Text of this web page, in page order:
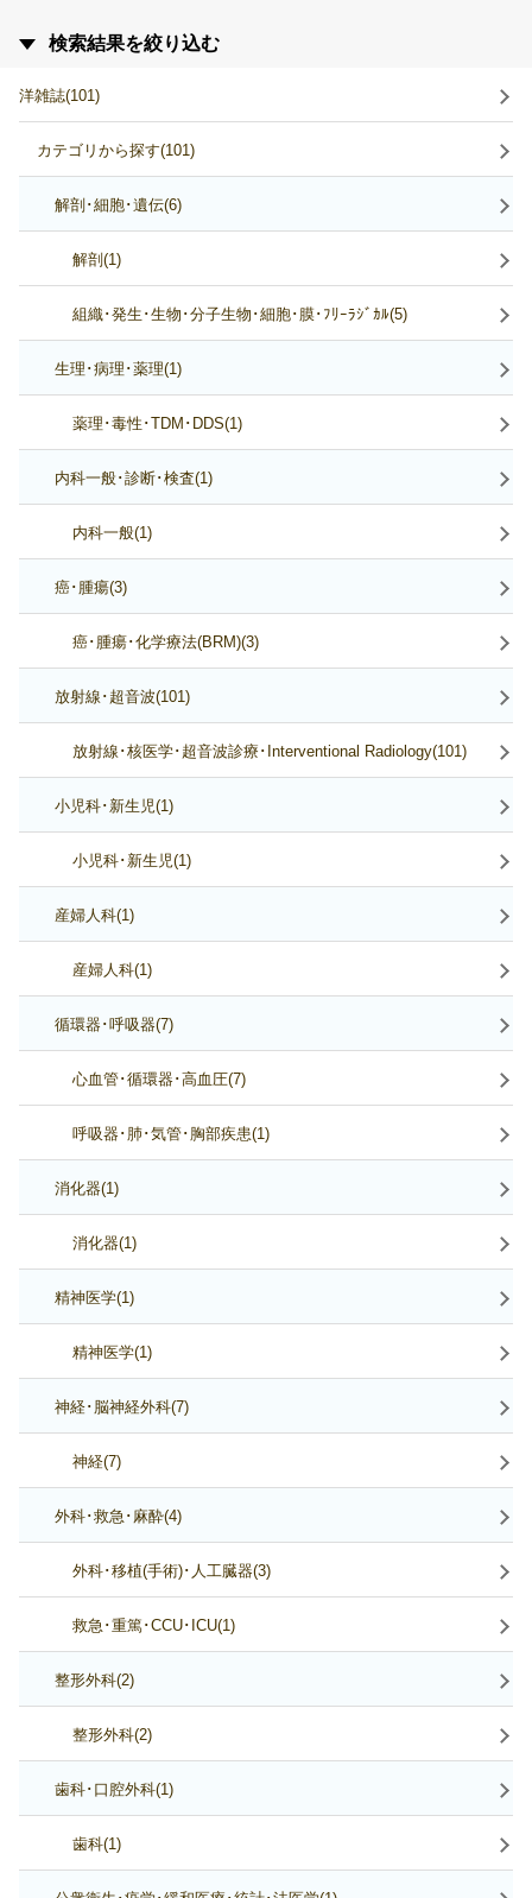
検索結果を絞り込む
洋雑誌(101)
カテゴリから探す(101)
解剖･細胞･遺伝(6)
解剖(1)
組織･発生･生物･分子生物･細胞･膜･ﾌﾘｰﾗｼﾞｶﾙ(5)
生理･病理･薬理(1)
薬理･毒性･TDM･DDS(1)
内科一般･診断･検査(1)
内科一般(1)
癌･腫瘍(3)
癌･腫瘍･化学療法(BRM)(3)
放射線･超音波(101)
放射線･核医学･超音波診療･Interventional Radiology(101)
小児科･新生児(1)
小児科･新生児(1)
産婦人科(1)
産婦人科(1)
循環器･呼吸器(7)
心血管･循環器･高血圧(7)
呼吸器･肺･気管･胸部疾患(1)
消化器(1)
消化器(1)
精神医学(1)
精神医学(1)
神経･脳神経外科(7)
神経(7)
外科･救急･麻酔(4)
外科･移植(手術)･人工臓器(3)
救急･重篤･CCU･ICU(1)
整形外科(2)
整形外科(2)
歯科･口腔外科(1)
歯科(1)